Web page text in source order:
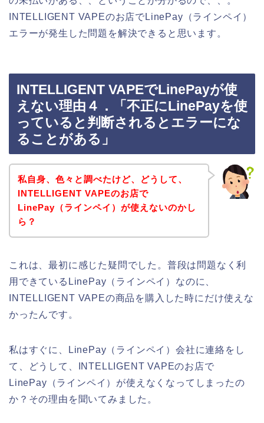
INTELLIGENT VAPEのお店でLinePay（ラインペイ）
エラーが発生した問題を解決できると思います。
INTELLIGENT VAPEでLinePayが使
えない理由４．「不正にLinePayを使
っていると判断されるとエラーにな
ることがある」
私自身、色々と調べたけど、どうして、
INTELLIGENT VAPEのお店で
LinePay（ラインペイ）が使えないのかし
ら？
これは、最初に感じた疑問でした。普段は問題なく利
用できているLinePay（ラインペイ）なのに、
INTELLIGENT VAPEの商品を購入した時にだけ使えな
かったんです。
私はすぐに、LinePay（ラインペイ）会社に連絡をし
て、どうして、INTELLIGENT VAPEのお店で
LinePay（ラインペイ）が使えなくなってしまったの
か？その理由を聞いてみました。